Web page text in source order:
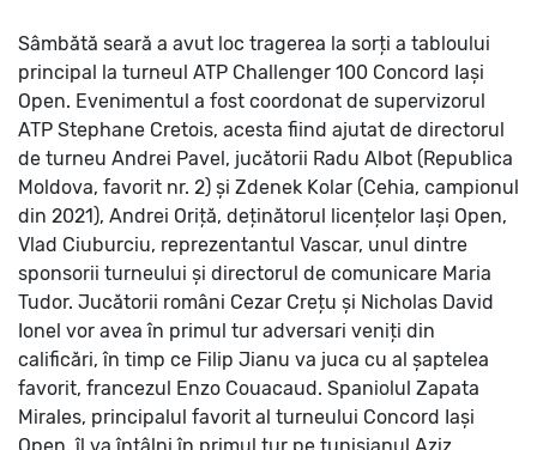
Sâmbătă seară a avut loc tragerea la sorți a tabloului
principal la turneul ATP Challenger 100 Concord Iași
Open. Evenimentul a fost coordonat de supervizorul
ATP Stephane Cretois, acesta fiind ajutat de directorul
de turneu Andrei Pavel, jucătorii Radu Albot (Republica
Moldova, favorit nr. 2) și Zdenek Kolar (Cehia, campionul
din 2021), Andrei Oriță, deținătorul licențelor Iași Open,
Vlad Ciuburciu, reprezentantul Vascar, unul dintre
sponsorii turneului și directorul de comunicare Maria
Tudor. Jucătorii români Cezar Crețu și Nicholas David
Ionel vor avea în primul tur adversari veniți din
calificări, în timp ce Filip Jianu va juca cu al șaptelea
favorit, francezul Enzo Couacaud. Spaniolul Zapata
Mirales, principalul favorit al turneului Concord Iași